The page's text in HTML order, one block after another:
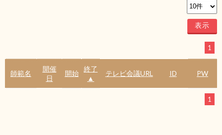
1
師範名
開催
日
開始
終了
▲
テレビ会議URL ID PW
1